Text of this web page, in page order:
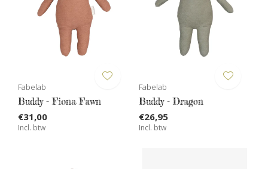
Fabelab
Buddy - Fiona Fawn
€31,00
Incl. btw
Fabelab
Buddy - Dragon
€26,95
Incl. btw